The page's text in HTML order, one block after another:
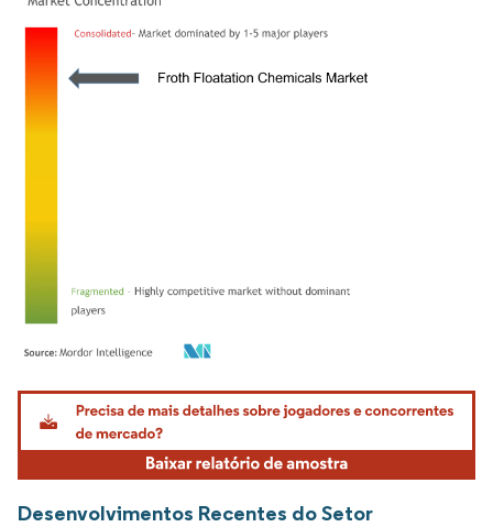
Imagem © Mordor Intelligence. O reuso requer atribuição conforme CC BY 4.0.
Desenvolvimentos Recentes do Setor